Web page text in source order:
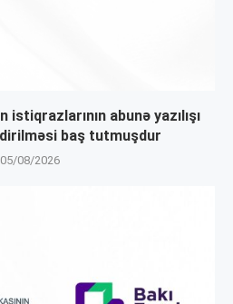
istiqrazlarının abunə yazılışı
baş tutmuşdur
05/08/2026